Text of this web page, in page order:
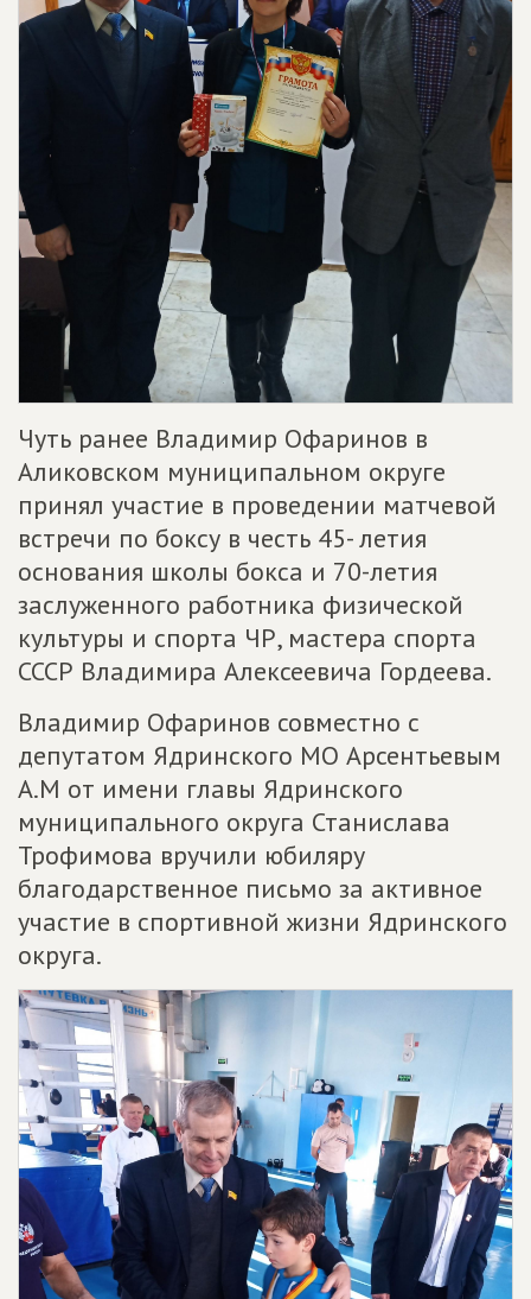
Чуть ранее Владимир Офаринов в
Аликовском муниципальном округе
принял участие в проведении матчевой
встречи по боксу в честь 45- летия
основания школы бокса и 70-летия
заслуженного работника физической
культуры и спорта ЧР, мастера спорта
СССР Владимира Алексеевича Гордеева.
Владимир Офаринов совместно с
депутатом Ядринского МО Арсентьевым
А.М от имени главы Ядринского
муниципального округа Станислава
Трофимова вручили юбиляру
благодарственное письмо за активное
участие в спортивной жизни Ядринского
округа.